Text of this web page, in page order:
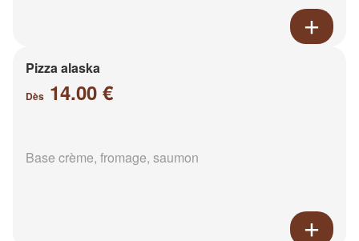
Pizza alaska
Dès 14.00 €
Base crème, fromage, saumon